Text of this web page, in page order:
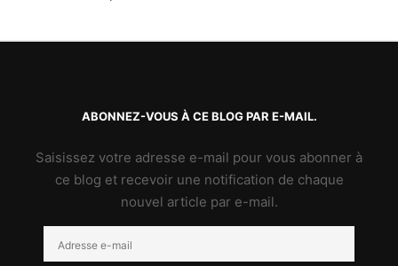
ABONNEZ-VOUS À CE BLOG PAR E-MAIL.
Saisissez votre adresse e-mail pour vous abonner à
ce blog et recevoir une notification de chaque
nouvel article par e-mail.
e-